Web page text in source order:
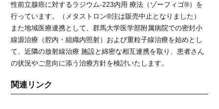
性前立腺癌に対するラジウム-223内用 療法（ゾーフィゴ®）を
行っています。（メタストロン®注は販売中止となりました）
また地域医療連携として、群馬大学医学部附属病院での密封小
線源治療（腔内・組織内照射）および重粒子線治療を始めとし
て、近隣の放射線治療 施設と綿密な相互連携を取り、患者さん
の状況やご意向に添う治療方針を検討いたします。
関連リンク